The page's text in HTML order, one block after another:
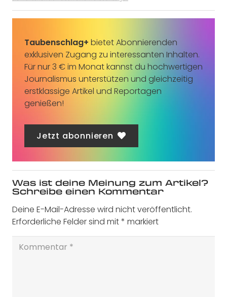
Taubenschlag+ bietet Abonnierenden
exklusiven Zugang zu interessanten Inhalten.
Für nur 3 € im Monat kannst du hochwertigen
Journalismus unterstützen und gleichzeitig
erstklassige Artikel und Reportagen
genießen!
Jetzt abonnieren
Was ist deine Meinung zum Artikel?
Schreibe einen Kommentar
Deine E-Mail-Adresse wird nicht veröffentlicht.
Erforderliche Felder sind mit* markiert